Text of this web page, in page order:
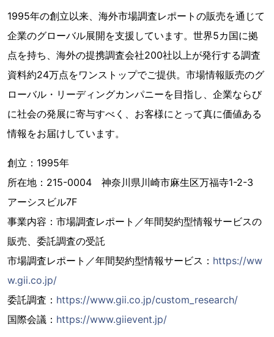
1995年の創立以来、海外市場調査レポートの販売を通じて
企業のグローバル展開を支援しています。世界5カ国に拠
点を持ち、海外の提携調査会社200社以上が発行する調査
資料約24万点をワンストップでご提供。市場情報販売のグ
ローバル・リーディングカンパニーを目指し、企業ならび
に社会の発展に寄与すべく、お客様にとって真に価値ある
情報をお届けしています。
創立：1995年
所在地：215-0004 神奈川県川崎市麻生区万福寺1-2-3
アーシスビル7F
事業内容：市場調査レポート／年間契約型情報サービスの
販売、委託調査の受託
市場調査レポート／年間契約型情報サービス： https://ww
w.gii.co.jp/
委託調査： https://www.gii.co.jp/custom_research/
国際会議： https://www.giievent.jp/